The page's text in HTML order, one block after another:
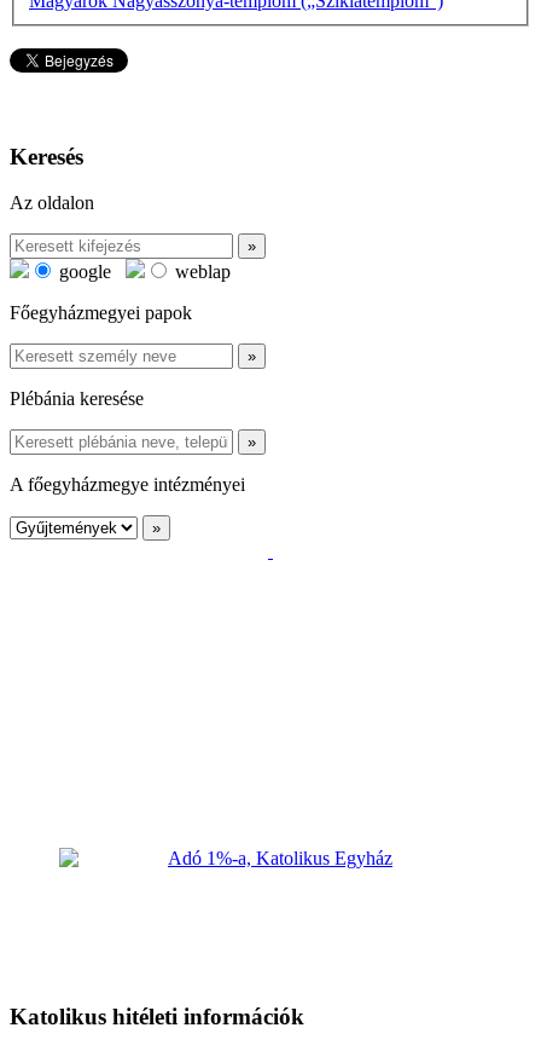
Keresés
Az oldalon
google
weblap
Főegyházmegyei papok
Plébánia keresése
A főegyházmegye intézményei
Katolikus hitéleti információk